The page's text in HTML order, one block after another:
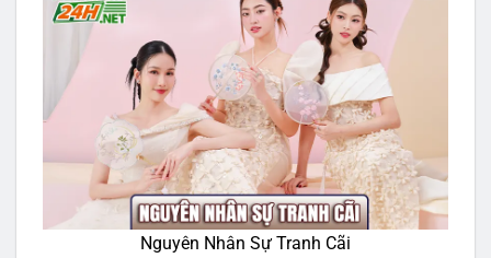
Nguyên Nhân Sự Tranh Cãi